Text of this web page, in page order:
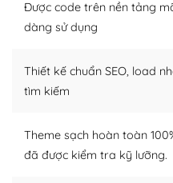
thiết kế tốt, bạn có thể tự
tìm kiếm chúng trên
– Sở hữu một cộng đồng
khổng lồ được kiểm
người cuồng tín WordPress.
Được code trên nền tảng
dàng sử dụng
Thiết kế chuẩn SEO, load
tìm kiếm
Theme sạch hoàn toàn
đã được kiểm tra kỹ lưỡng.